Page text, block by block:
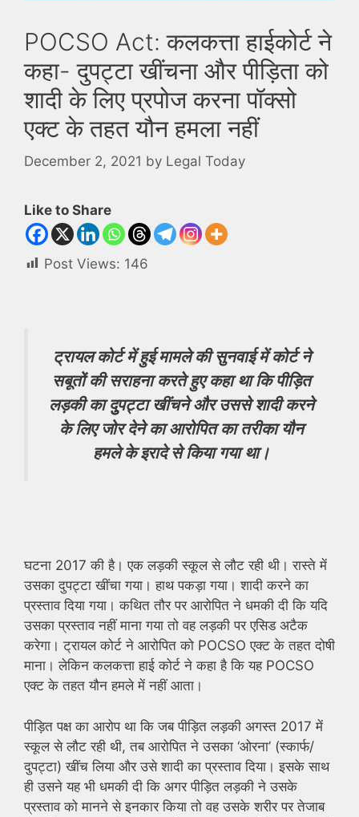
POCSO Act: कलकत्ता हाईकोर्ट ने
कहा- दुपट्टा खींचना और पीड़िता को
शादी के लिए प्रपोज करना पॉक्सो
एक्ट के तहत यौन हमला नहीं
December 2, 2021 by Legal Today
Like to Share
Post Views: 146
ट्रायल कोर्ट में हुई मामले की सुनवाई में कोर्ट ने
सबूतों की सराहना करते हुए कहा था कि पीड़ित
लड़की का दुुपट्टा खींचने और उससे शादी करने
के लिए जोर देने का आरोपित का तरीका यौन
हमले के इरादे से किया गया था।
घटना 2017 की है। एक लड़की स्कूल से लौट रही थी। रास्ते में
उसका दुपट्टा खींचा गया। हाथ पकड़ा गया। शादी करने का
प्रस्ताव दिया गया। कथित तौर पर आरोपित ने धमकी दी कि यदि
उसका प्रस्ताव नहीं माना गया तो वह लड़की पर एसिड अटैक
करेगा। ट्रायल कोर्ट ने आरोपित को POCSO एक्ट के तहत दोषी
माना। लेकिन कलकत्ता हाई कोर्ट ने कहा है कि यह POCSO
एक्ट के तहत यौन हमले में नहीं आता।
पीड़ित पक्ष का आरोप था कि जब पीड़ित लड़की अगस्त 2017 में
स्कूल से लौट रही थी, तब आरोपित ने उसका ‘ओरना’ (स्कार्फ/
दुपट्टा) खींच लिया और उसे शादी का प्रस्ताव दिया। इसके साथ
ही उसने यह भी धमकी दी कि अगर पीड़ित लड़की ने उसके
प्रस्ताव को मानने से इनकार किया तो वह उसके शरीर पर तेजाब